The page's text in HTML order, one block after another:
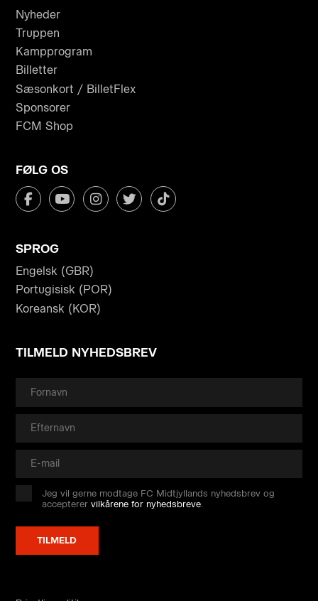
Nyheder
Truppen
Kampprogram
Billetter
Sæsonkort / BilletFlex
Sponsorer
FCM Shop
FØLG OS
SPROG
Engelsk (GBR)
Portugisisk (POR)
Koreansk (KOR)
TILMELD NYHEDSBREV
Jeg vil gerne modtage FC Midtjyllands nyhedsbrev og
accepterervilkårene for nyhedsbreve